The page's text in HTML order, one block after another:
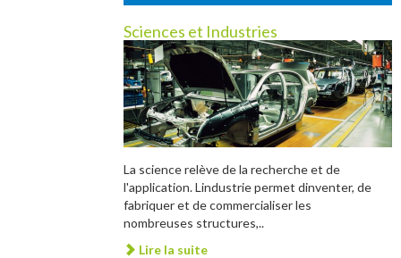
Sciences et Industries
La science relève de la recherche et de
l'application. Lindustrie permet dinventer, de
fabriquer et de commercialiser les
nombreuses structures,..
Lire la suite